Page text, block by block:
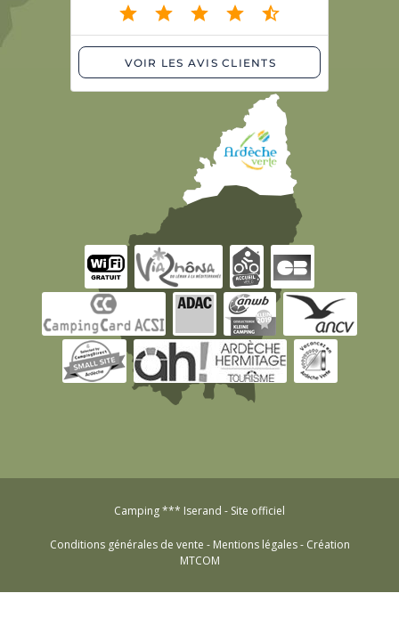
Camping *** Iserand - Site officiel
Conditions générales de vente - Mentions légales- Création
MTCOM